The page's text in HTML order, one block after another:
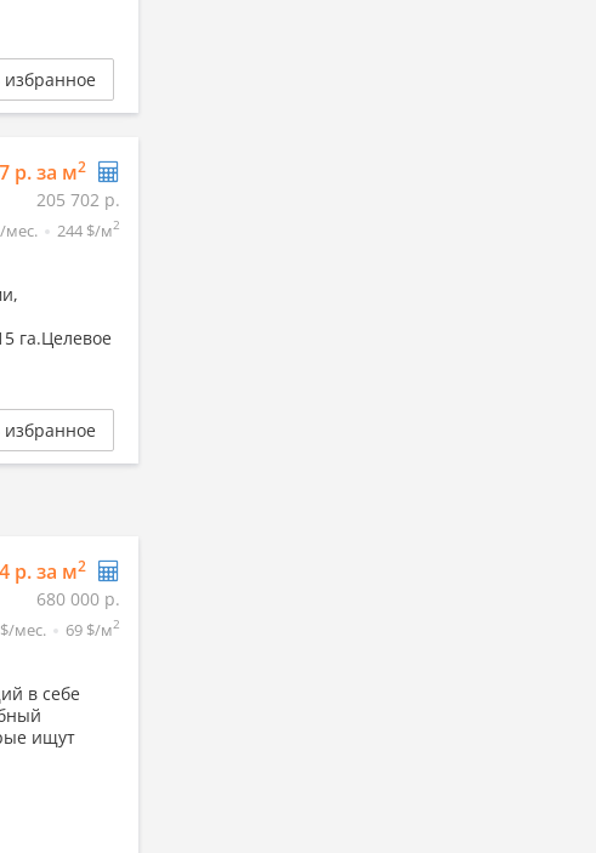
избранное
р. за м2
205 702 р.
мес. 244 $/м2
га.Целевое
избранное
р. за м2
680 000 р.
мес. 69 $/м2
в себе
ищут